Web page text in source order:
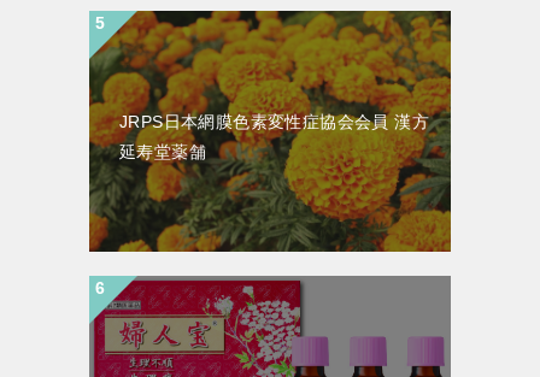
JRPS日本網膜色素変性症協会会員 漢方
延寿堂薬舗